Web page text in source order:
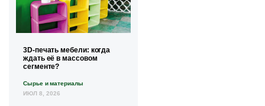
3D-печать мебели: когда
ждать её в массовом
сегменте?
Сырье и материалы
ИЮЛ 8, 2026